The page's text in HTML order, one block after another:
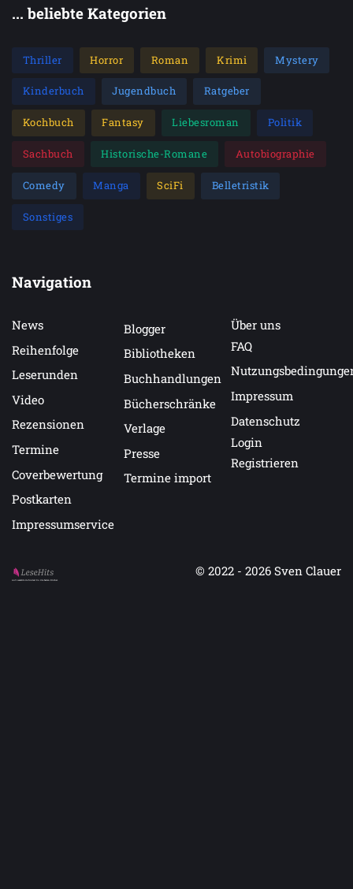
... beliebte Kategorien
Thriller Horror Roman Krimi Mystery
Kinderbuch Jugendbuch Ratgeber
Kochbuch Fantasy Liebesroman Politik
Sachbuch Historische-Romane Autobiographie
Comedy Manga SciFi Belletristik
Sonstiges
Navigation
News
Reihenfolge
Leserunden
Video
Rezensionen
Termine
Coverbewertung
Postkarten
Impressumservice
Blogger
Bibliotheken
Buchhandlungen
Bücherschränke
Verlage
Presse
Termine import
Über uns
FAQ
Impressum
Datenschutz
Login
Registrieren
Auf LeseHits.de findest Du die besten Bücher.
© 2022 - 2026 Sven Clauer